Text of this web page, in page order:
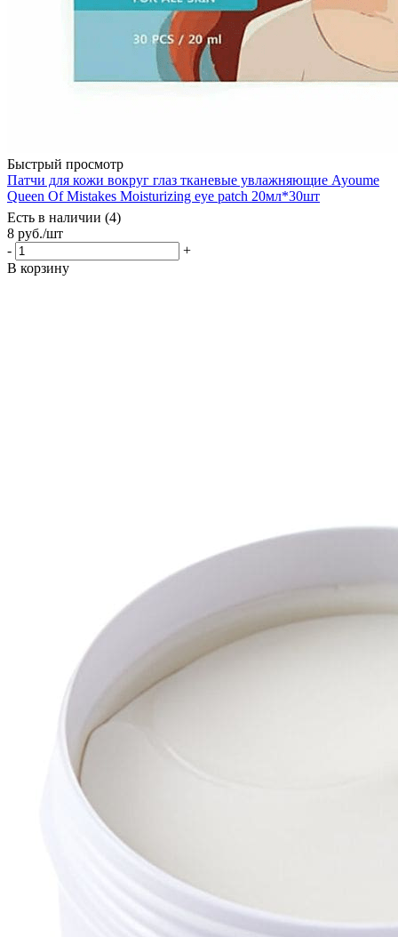
Быстрый просмотр
Патчи для кожи вокруг глаз тканевые увлажняющие Ayoume
Queen Of Mistakes Moisturizing eye patch 20мл*30шт
Есть в наличии (4)
8 руб./шт
-
+
В корзину